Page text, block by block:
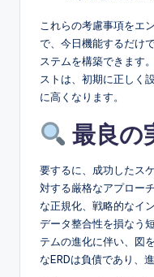
これらの考慮事項をエ
で、今日機能するだけ
ステムを構築できます
ストは、初期に正しく
に高くなります。
最良の
要するに、成功したス
対する厳格なアプロー
な正規化、戦略的なイ
データ整合性を損なう
テムの進化に伴い、図
なERDは負債であり、